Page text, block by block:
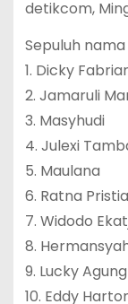
detikcom,
Sepuluh
1. Dicky
2. Jamaruli
3. Masyhudi
4. Julexi
5. Maulana
6. Ratna
7. Widodo
8.
9. Lucky
10. Eddy